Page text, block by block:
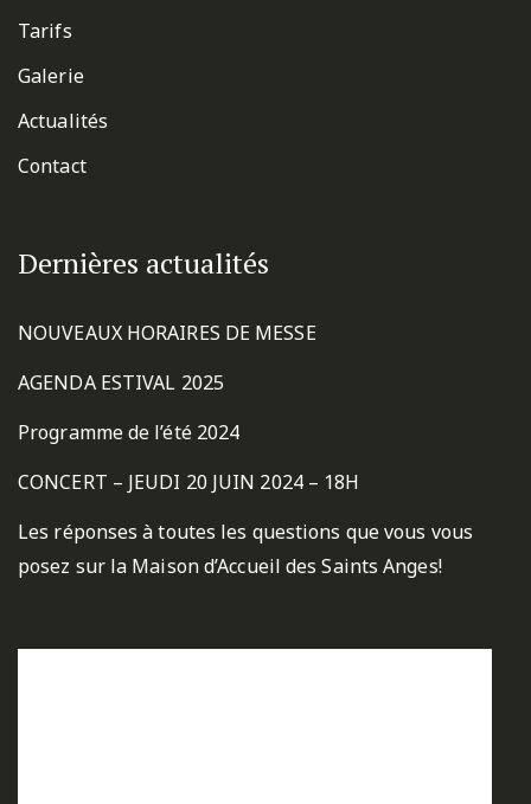
Tarifs
Galerie
Actualités
Contact
Dernières actualités
NOUVEAUX HORAIRES DE MESSE
AGENDA ESTIVAL 2025
Programme de l’été 2024
CONCERT – JEUDI 20 JUIN 2024 – 18H
Les réponses à toutes les questions que vous vous
posez sur la Maison d’Accueil des Saints Anges!